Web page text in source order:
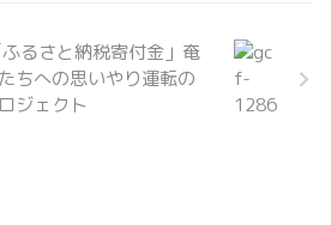
るさと納税寄付金」奄
ちへの思いやり運転の
ジェクト